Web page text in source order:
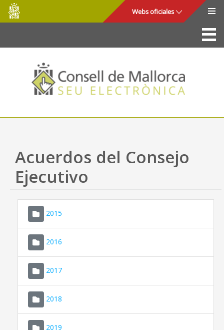
Saltar al contenido principal
Consell
de
Mallorca
Webs oficiales
La Sede
Consejo de Mallorca
Acceso y seguridad
Utilidades
Mapa web
Ayuda
Acuerdos del Consejo
Ejecutivo
2015
2016
2017
2018
2019